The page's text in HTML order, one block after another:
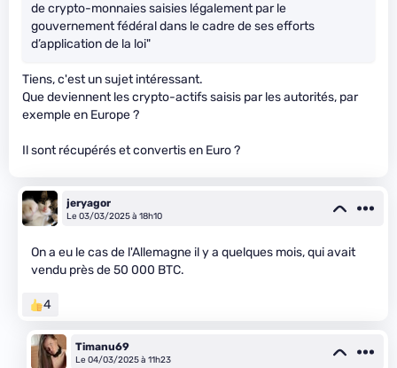
de crypto-monnaies saisies légalement par le
gouvernement fédéral dans le cadre de ses efforts
d’application de la loi"
Tiens, c'est un sujet intéressant.
Que deviennent les crypto-actifs saisis par les autorités, par
exemple en Europe ?
Il sont récupérés et convertis en Euro ?
jeryagor
Le 03/03/2025 à 18h10
On a eu le cas de l'Allemagne il y a quelques mois, qui avait
vendu près de 50 000 BTC.
4
Timanu69
Le 04/03/2025 à 11h23